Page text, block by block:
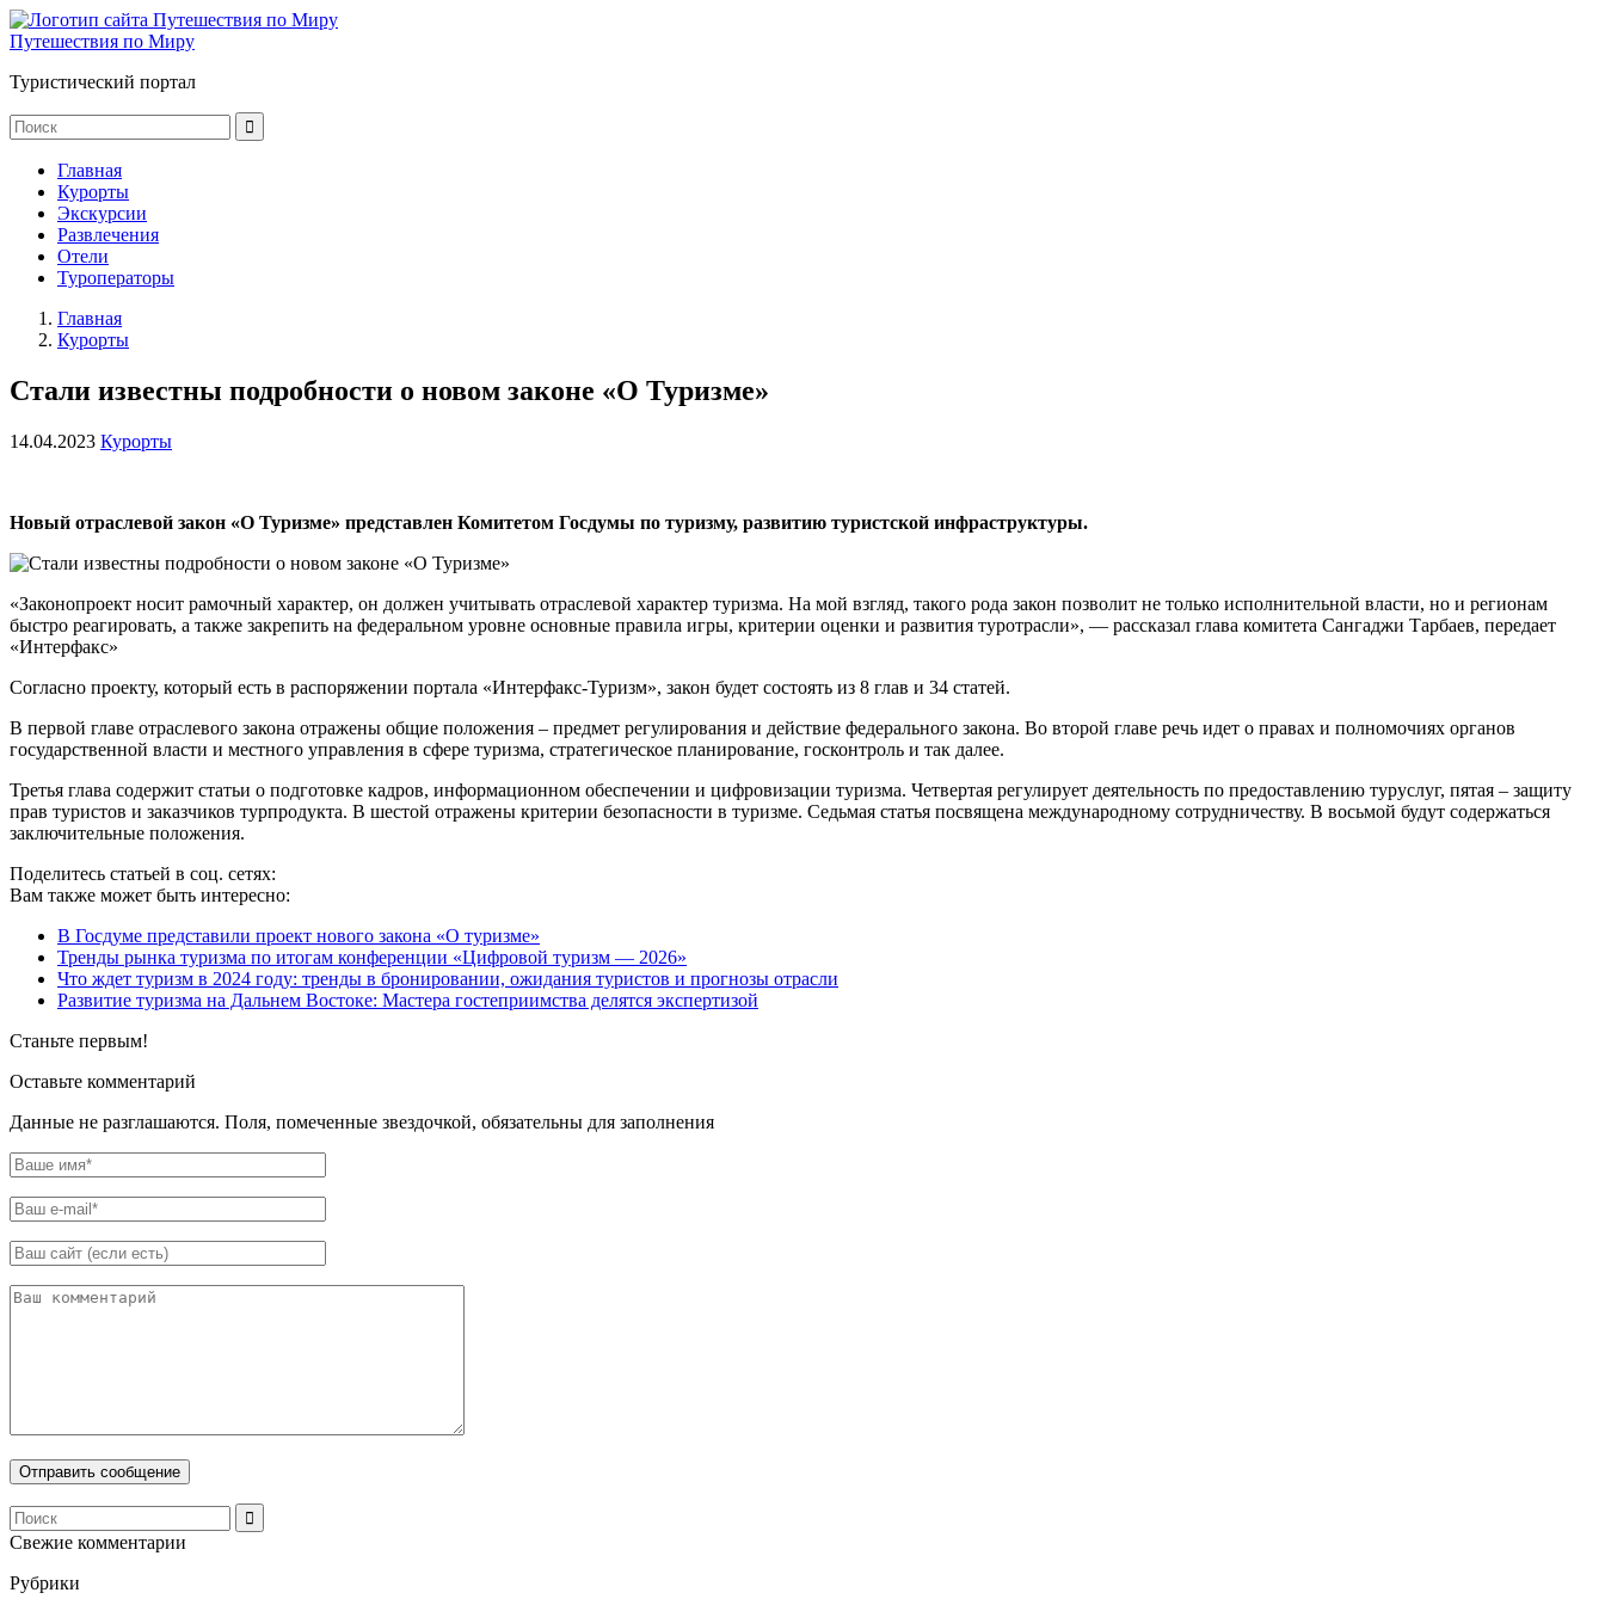
Путешествия по Миру
Туристический портал
Главная
Курорты
Экскурсии
Развлечения
Отели
Туроператоры
Главная
Курорты
Стали известны подробности о новом законе «О Туризме»
14.04.2023 Курорты
Новый отраслевой закон «О Туризме» представлен Комитетом Госдумы по туризму, развитию туристской инфраструктуры.
«Законопроект носит рамочный характер, он должен учитывать отраслевой характер туризма. На мой взгляд, такого рода закон позволит не только исполнительной власти, но и регионам
быстро реагировать, а также закрепить на федеральном уровне основные правила игры, критерии оценки и развития туротрасли», — рассказал глава комитета Сангаджи Тарбаев, передает
«Интерфакс»
Согласно проекту, который есть в распоряжении портала «Интерфакс-Туризм», закон будет состоять из 8 глав и 34 статей.
В первой главе отраслевого закона отражены общие положения – предмет регулирования и действие федерального закона. Во второй главе речь идет о правах и полномочиях органов
государственной власти и местного управления в сфере туризма, стратегическое планирование, госконтроль и так далее.
Третья глава содержит статьи о подготовке кадров, информационном обеспечении и цифровизации туризма. Четвертая регулирует деятельность по предоставлению туруслуг, пятая – защиту
прав туристов и заказчиков турпродукта. В шестой отражены критерии безопасности в туризме. Седьмая статья посвящена международному сотрудничеству. В восьмой будут содержаться
заключительные положения.
Поделитесь статьей в соц. сетях:
Вам также может быть интересно:
В Госдуме представили проект нового закона «О туризме»
Тренды рынка туризма по итогам конференции «Цифровой туризм — 2026»
Что ждет туризм в 2024 году: тренды в бронировании, ожидания туристов и прогнозы отрасли
Развитие туризма на Дальнем Востоке: Мастера гостеприимства делятся экспертизой
Станьте первым!
Оставьте комментарий
Данные не разглашаются. Поля, помеченные звездочкой, обязательны для заполнения
Свежие комментарии
Рубрики